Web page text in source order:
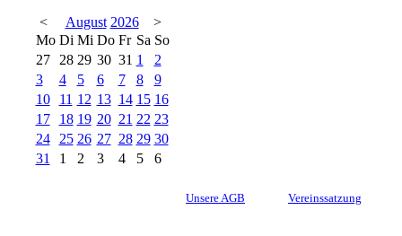
<
August 2026
>
Mo Di Mi Do Fr Sa So
27
28 29 30 31 1
2
3
4 5 6 7 8
9
10
11 12 13 14 15 16
17
18 19 20 21 22 23
24
25 26 27 28 29 30
31
1 2 3 4 5 6
Unsere AGB Vereinssatzung